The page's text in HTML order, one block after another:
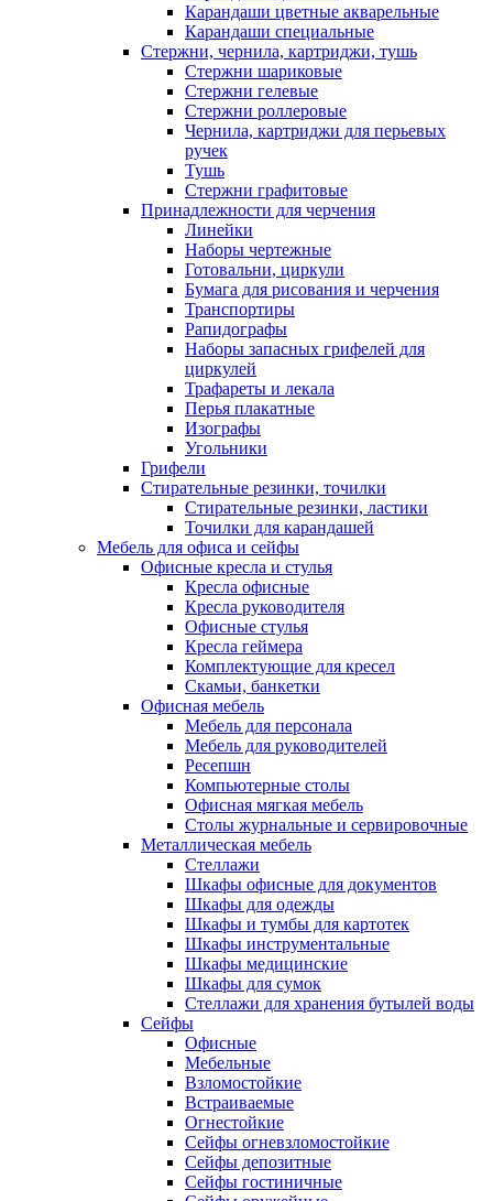
Карандаши цветные акварельные
Карандаши специальные
Стержни, чернила, картриджи, тушь
Стержни шариковые
Стержни гелевые
Стержни роллеровые
Чернила, картриджи для перьевых
ручек
Тушь
Стержни графитовые
Принадлежности для черчения
Линейки
Наборы чертежные
Готовальни, циркули
Бумага для рисования и черчения
Транспортиры
Рапидографы
Наборы запасных грифелей для
циркулей
Трафареты и лекала
Перья плакатные
Изографы
Угольники
Грифели
Стирательные резинки, точилки
Стирательные резинки, ластики
Точилки для карандашей
Мебель для офиса и сейфы
Офисные кресла и стулья
Кресла офисные
Кресла руководителя
Офисные стулья
Кресла геймера
Комплектующие для кресел
Скамьи, банкетки
Офисная мебель
Мебель для персонала
Мебель для руководителей
Ресепшн
Компьютерные столы
Офисная мягкая мебель
Столы журнальные и сервировочные
Металлическая мебель
Стеллажи
Шкафы офисные для документов
Шкафы для одежды
Шкафы и тумбы для картотек
Шкафы инструментальные
Шкафы медицинские
Шкафы для сумок
Стеллажи для хранения бутылей воды
Сейфы
Офисные
Мебельные
Взломостойкие
Встраиваемые
Огнестойкие
Сейфы огневзломостойкие
Сейфы депозитные
Сейфы гостиничные